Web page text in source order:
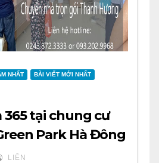
NHẤT BÀI VIẾT MỚI NHẤT
365 tại chung cư
Park Hà Đông
LIÊN